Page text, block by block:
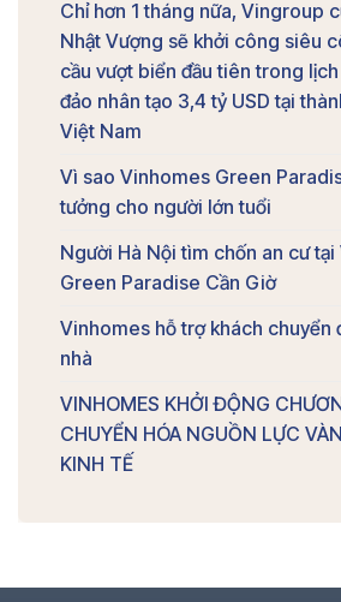
Chỉ hơn 1 tháng nữa, Vingroup
Nhật Vượng sẽ khởi công siêu
cầu vượt biển đầu tiên trong
đảo nhân tạo 3,4 tỷ USD tại
Việt Nam
Vì sao Vinhomes Green
tưởng cho người lớn tuổi
Người Hà Nội tìm chốn an cư
Green Paradise Cần Giờ
Vinhomes hỗ trợ khách chuyển
nhà
VINHOMES KHỞI ĐỘNG
CHUYỂN HÓA NGUỒN LỰC
KINH TẾ